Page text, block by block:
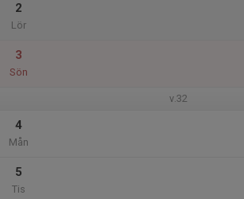
2
Lör
3
Sön
v.32
4
Mån
5
Tis